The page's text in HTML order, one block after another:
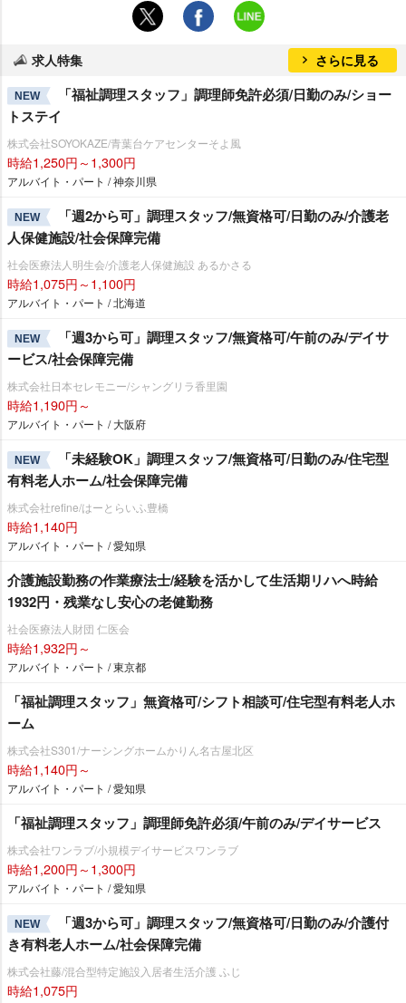
求人特集 さらに見る
NEW
「福祉調理スタッフ」調理師免許必須/日勤のみ/ショー
トステイ
株式会社SOYOKAZE/青葉台ケアセンターそよ風
時給1,250円～1,300円
アルバイト・パート / 神奈川県
NEW
「週2から可」調理スタッフ/無資格可/日勤のみ/介護老
人保健施設/社会保障完備
社会医療法人明生会/介護老人保健施設 あるかさる
時給1,075円～1,100円
アルバイト・パート / 北海道
NEW
「週3から可」調理スタッフ/無資格可/午前のみ/デイサ
ービス/社会保障完備
株式会社日本セレモニー/シャングリラ香里園
時給1,190円～
アルバイト・パート / 大阪府
NEW
「未経験OK」調理スタッフ/無資格可/日勤のみ/住宅型
有料老人ホーム/社会保障完備
株式会社refine/はーとらいふ豊橋
時給1,140円
アルバイト・パート / 愛知県
介護施設勤務の作業療法士/経験を活かして生活期リハへ時給
1932円・残業なし安心の老健勤務
社会医療法人財団 仁医会
時給1,932円～
アルバイト・パート / 東京都
「福祉調理スタッフ」無資格可/シフト相談可/住宅型有料老人ホ
ーム
株式会社S301/ナーシングホームかりん名古屋北区
時給1,140円～
アルバイト・パート / 愛知県
「福祉調理スタッフ」調理師免許必須/午前のみ/デイサービス
株式会社ワンラブ/小規模デイサービスワンラブ
時給1,200円～1,300円
アルバイト・パート / 愛知県
NEW
「週3から可」調理スタッフ/無資格可/日勤のみ/介護付
き有料老人ホーム/社会保障完備
株式会社藤/混合型特定施設入居者生活介護 ふじ
時給1,075円